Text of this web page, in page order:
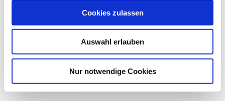
Cookies zulassen
Auswahl erlauben
Nur notwendige Cookies